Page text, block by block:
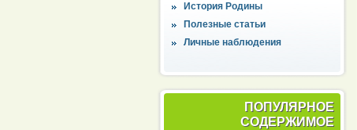
История Родины
Полезные статьи
Личные наблюдения
ПОПУЛЯРНОЕ
СОДЕРЖИМОЕ